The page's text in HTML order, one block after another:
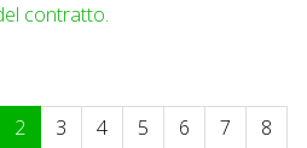
contratto.
2 3 4 5 6 7 8